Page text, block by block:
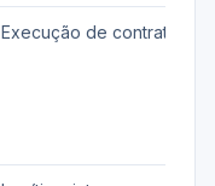
Execução de contrato —